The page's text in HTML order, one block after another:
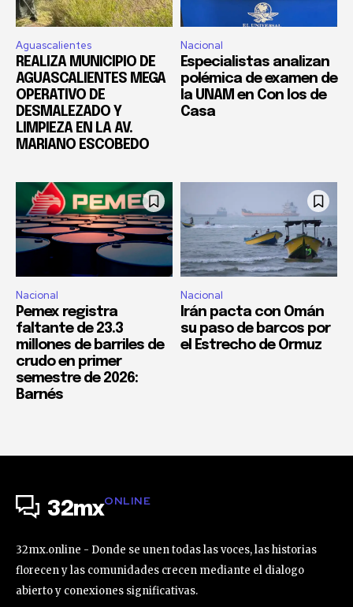
Aguascalientes
REALIZA MUNICIPIO DE
AGUASCALIENTES MEGA
OPERATIVO DE
DESMALEZADO Y
LIMPIEZA EN LA AV.
MARIANO ESCOBEDO
Nacional
Especialistas analizan
polémica de examen de
la UNAM en Con los de
Casa
Nacional
Pemex registra
faltante de 23.3
millones de barriles de
crudo en primer
semestre de 2026:
Barnés
Nacional
Irán pacta con Omán
su paso de barcos por
el Estrecho de Ormuz
32mxONLINE
32mx.online - Donde se unen todas las voces, las historias
florecen y las comunidades crecen mediante el dialogo
abierto y conexiones significativas.